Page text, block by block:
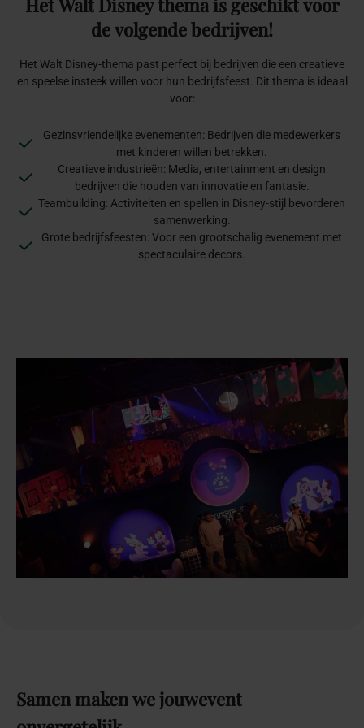
devolgendebedrijven!
Het Walt Disney-thema past perfect bij bedrijven die een creatieve
en speelse insteek willen voor hun bedrijfsfeest. Dit thema is ideaal
voor:
Gezinsvriendelijke evenementen: Bedrijven die medewerkers
met kinderen willen betrekken.
Creatieve industrieën: Media, entertainment en design
bedrijven die houden van innovatie en fantasie.
Teambuilding: Activiteiten en spellen in Disney-stijl bevorderen
samenwerking.
Grote bedrijfsfeesten: Voor een grootschalig evenement met
spectaculaire decors.
Samen makenwejouwevent